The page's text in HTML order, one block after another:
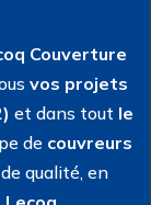
Couverture
vos projets
et dans tout le
de couvreurs
qualité, en